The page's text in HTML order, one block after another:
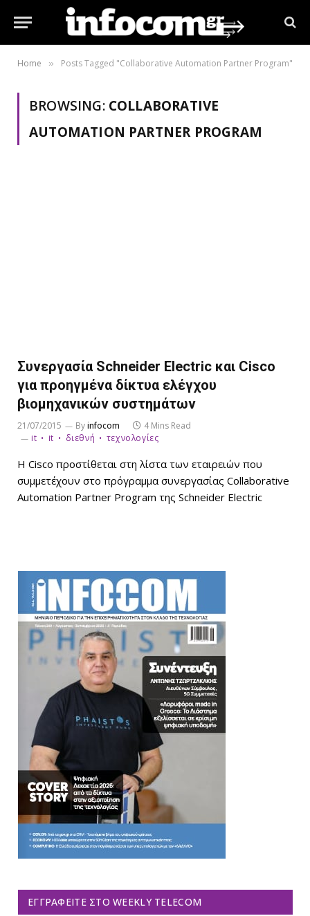
Home » Posts Tagged "Collaborative Automation Partner Program"
BROWSING: COLLABORATIVE
AUTOMATION PARTNER PROGRAM
Συνεργασία Schneider Electric και Cisco
για προηγμένα δίκτυα ελέγχου
βιομηχανικών συστημάτων
21/07/2015 Byinfocom
4 Mins Read
it
it διεθνή τεχνολογίες
Η Cisco προστίθεται στη λίστα των εταιρειών που
συμμετέχουν στο πρόγραμμα συνεργασίας Collaborative
Automation Partner Program της Schneider Electric
ΕΓΓΡΑΦΕΊΤΕ ΣΤΟ WEEKLY TELECOM